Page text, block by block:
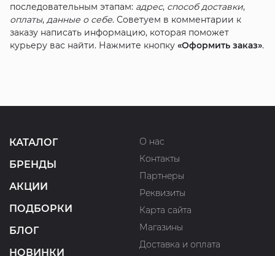
последовательным этапам: адрес, способ доставки,
оплаты, данные о себе. Советуем в комментарии к
заказу написать информацию, которая поможет
курьеру вас найти. Нажмите кнопку «Оформить заказ».
КАТАЛОГ
БРЕНДЫ
АКЦИИ
ПОДБОРКИ
БЛОГ
НОВИНКИ
О нас
Контакты
Партнеры
Реквизиты
Карта сайта
Магазины
Доставка и оплата